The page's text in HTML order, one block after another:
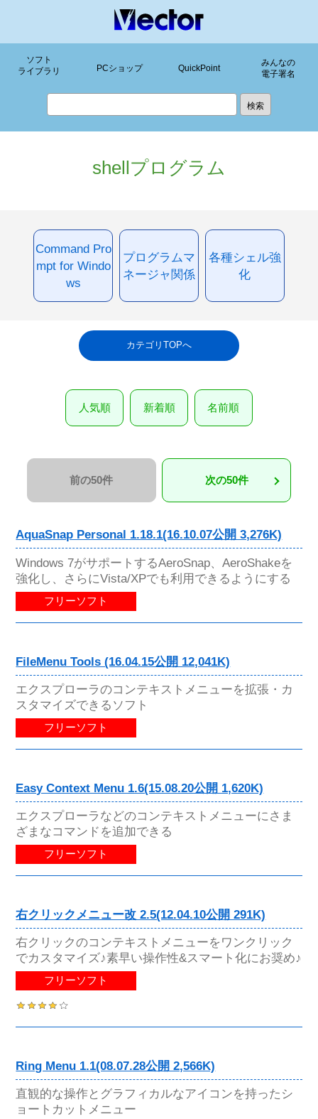
ソフト
ライブラリ
PCショップ QuickPoint
みんなの
電子署名
shellプログラム
Command Pro
mpt for Windo
ws
プログラムマ
ネージャ関係
各種シェル強
化
カテゴリTOPへ
人気順 新着順 名前順
前の50件 次の50件
AquaSnap Personal 1.18.1(16.10.07公開 3,276K)
Windows 7がサポートするAeroSnap、AeroShakeを
強化し、さらにVista/XPでも利用できるようにする
フリーソフト
FileMenu Tools (16.04.15公開 12,041K)
エクスプローラのコンテキストメニューを拡張・カ
スタマイズできるソフト
フリーソフト
Easy Context Menu 1.6(15.08.20公開 1,620K)
エクスプローラなどのコンテキストメニューにさま
ざまなコマンドを追加できる
フリーソフト
右クリックメニュー改 2.5(12.04.10公開 291K)
右クリックのコンテキストメニューをワンクリック
でカスタマイズ♪素早い操作性&スマート化にお奨め♪
フリーソフト
Ring Menu 1.1(08.07.28公開 2,566K)
直観的な操作とグラフィカルなアイコンを持ったシ
ョートカットメニュー